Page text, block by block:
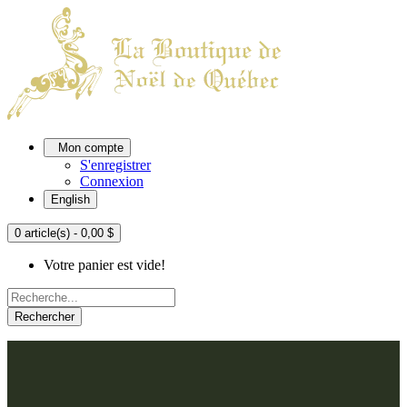
Mon compte
S'enregistrer
Connexion
English
0 article(s) - 0,00 $
Votre panier est vide!
Rechercher